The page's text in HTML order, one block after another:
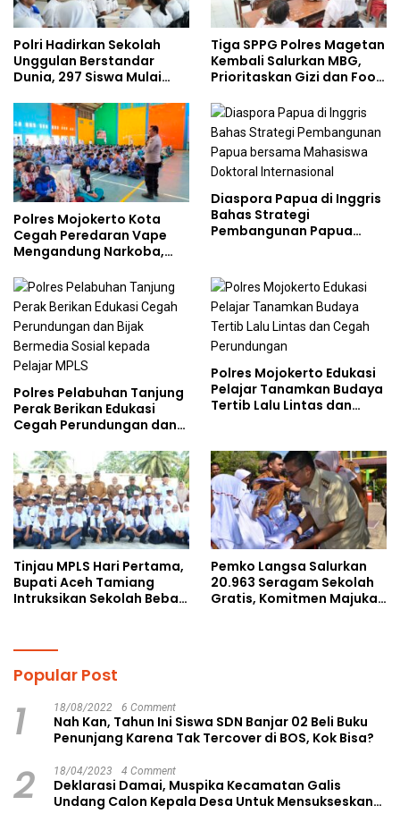
Polri Hadirkan Sekolah
Unggulan Berstandar
Dunia, 297 Siswa Mulai
Tiga SPPG Polres Magetan
Kembali Salurkan MBG,
Prioritaskan Gizi dan Food
Polres Mojokerto Kota
Cegah Peredaran Vape
Mengandung Narkoba,
Kalangan Remaja
Diaspora Papua di Inggris
Bahas Strategi
Pembangunan Papua
Polres Pelabuhan Tanjung
Perak Berikan Edukasi
Cegah Perundungan dan
kepada Pelajar MPLS
Polres Mojokerto Edukasi
Pelajar Tanamkan Budaya
Tertib Lalu Lintas dan
Tinjau MPLS Hari Pertama,
Bupati Aceh Tamiang
Intruksikan Sekolah Bebas
Pemko Langsa Salurkan
20.963 Seragam Sekolah
Gratis, Komitmen Majukan
Popular Post
1 18/08/2022 6 Comment
Nah Kan, Tahun Ini Siswa SDN Banjar 02 Beli Buku
Penunjang Karena Tak Tercover di BOS, Kok Bisa?
2 18/04/2023 4 Comment
Deklarasi Damai, Muspika Kecamatan Galis
Undang Calon Kepala Desa Untuk Mensukseskan